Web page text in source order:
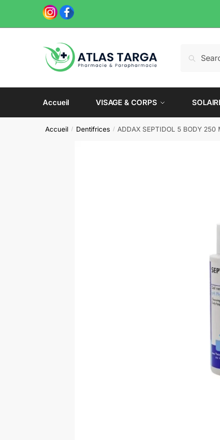
navigation
content
pour :
Accueil VISAGE & CORPS
Accueil / Dentifrices / ADDAX SEPTIDOL 5 BODY 250